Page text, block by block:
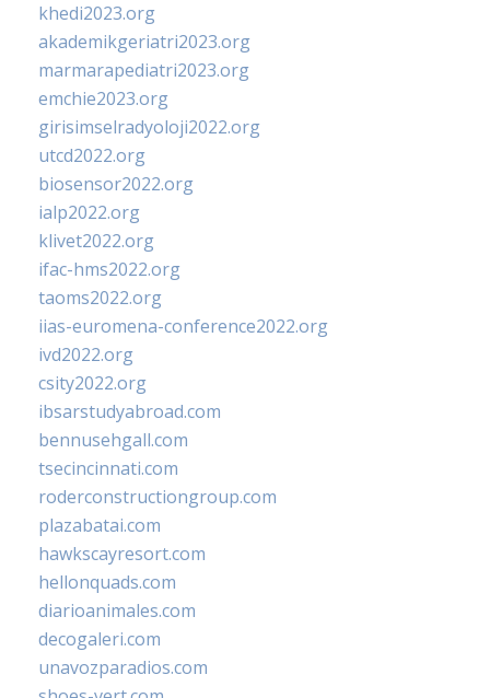
khedi2023.org
akademikgeriatri2023.org
marmarapediatri2023.org
emchie2023.org
girisimselradyoloji2022.org
utcd2022.org
biosensor2022.org
ialp2022.org
klivet2022.org
ifac-hms2022.org
taoms2022.org
iias-euromena-conference2022.org
ivd2022.org
csity2022.org
ibsarstudyabroad.com
bennusehgall.com
tsecincinnati.com
roderconstructiongroup.com
plazabatai.com
hawkscayresort.com
hellonquads.com
diarioanimales.com
decogaleri.com
unavozparadios.com